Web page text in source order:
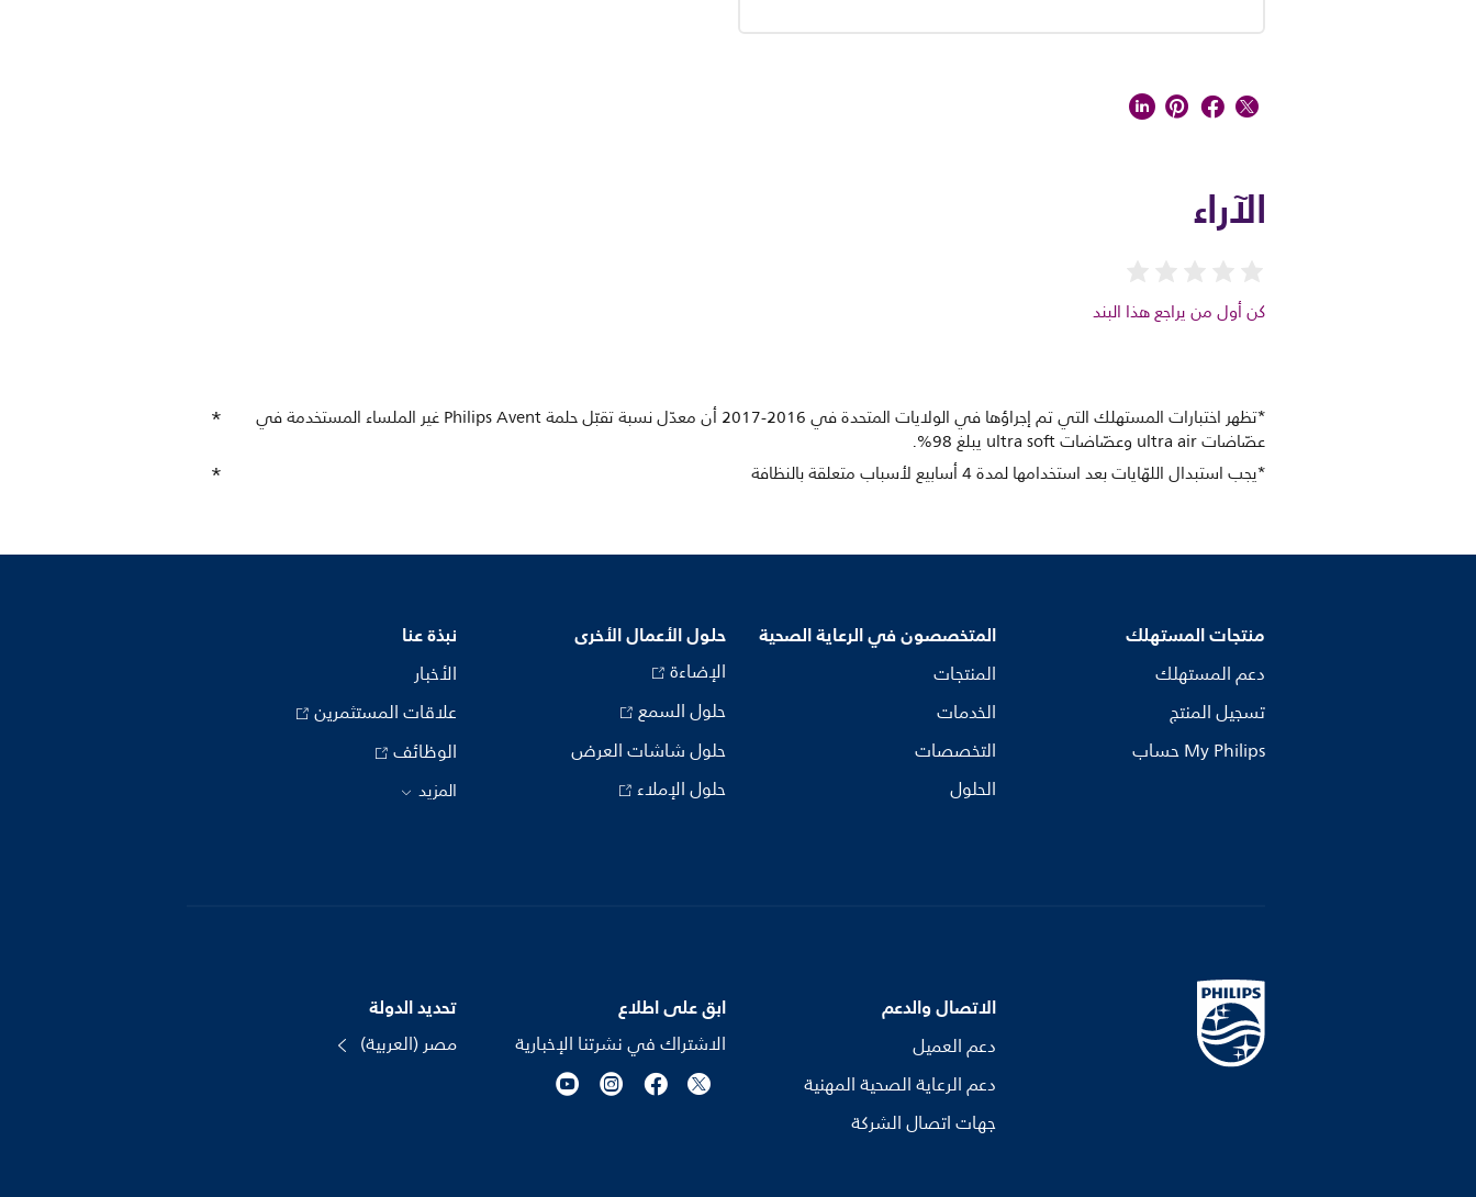
الآراء
كن أول من يراجع هذا البند
*تظهر اختبارات المستهلك التي تم إجراؤها في الولايات المتحدة في 2016-2017 أن معدّل نسبة تقبّل حلمة Philips Avent غير الملساء المستخدمة في
عضّاضات ultra air وعضّاضات ultra soft يبلغ 98%.
*يجب استبدال اللهّايات بعد استخدامها لمدة 4 أسابيع لأسباب متعلقة بالنظافة
منتجات المستهلك
دعم المستهلك
تسجيل المنتج
My Philips حساب
المتخصصون في الرعاية الصحية
المنتجات
الخدمات
التخصصات
الحلول
حلول الأعمال الأخرى
الإضاءة
حلول السمع
حلول شاشات العرض
حلول الإملاء
نبذة عنا
الأخبار
علاقات المستثمرين
الوظائف
المزيد
الاتصال والدعم
دعم العميل
دعم الرعاية الصحية المهنية
جهات اتصال الشركة
ابق على اطلاع
الاشتراك في نشرتنا الإخبارية
تحديد الدولة
مصر (العربية)